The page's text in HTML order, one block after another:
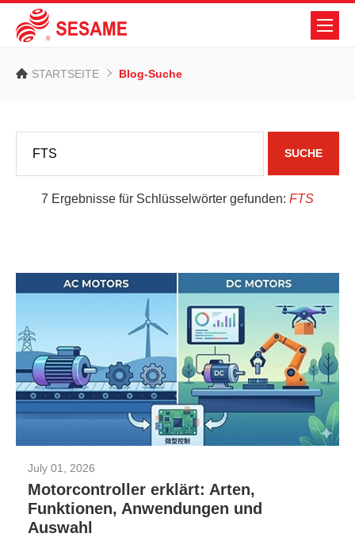
STARTSEITE Blog-Suche
SUCHE
7 Ergebnisse für Schlüsselwörter gefunden: FTS
July 01, 2026
Motorcontroller erklärt: Arten,
Funktionen, Anwendungen und
Auswahl